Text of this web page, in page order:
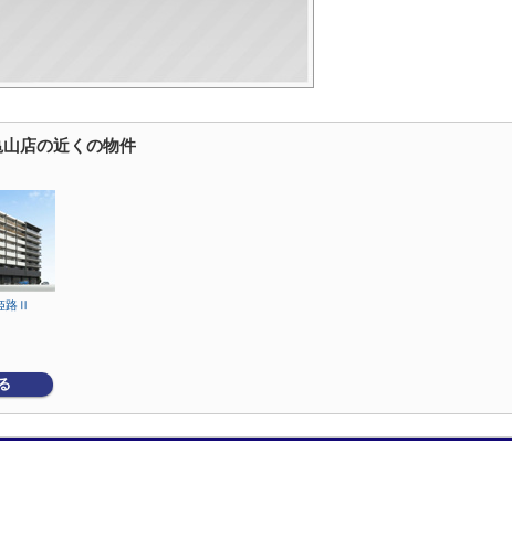
店の近くの物件
路Ⅱ